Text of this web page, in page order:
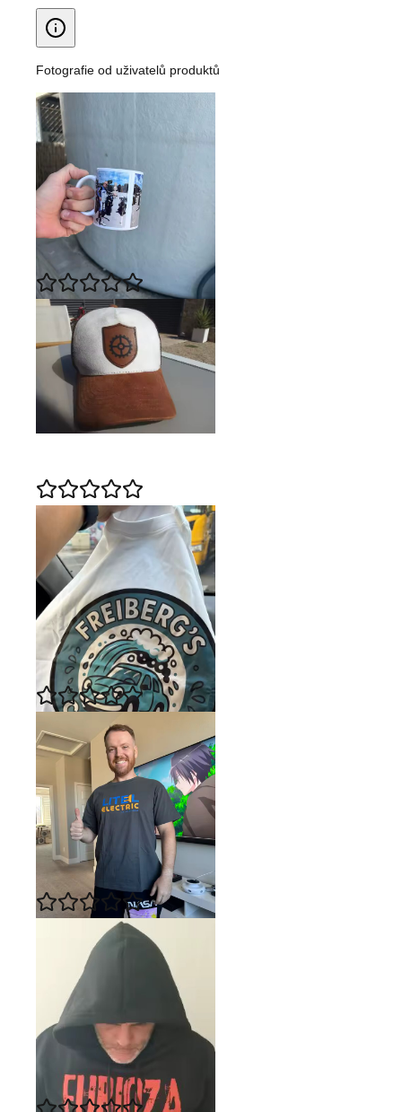
Fotografie od uživatelů produktů